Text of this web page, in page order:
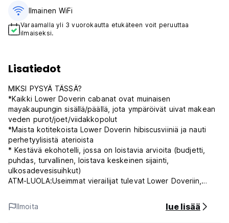
Ilmainen WiFi
Varaamalla yli 3 vuorokautta etukäteen voit peruuttaa
ilmaiseksi.
Lisatiedot
MIKSI PYSYÄ TÄSSÄ?
*Kaikki Lower Doverin cabanat ovat muinaisen
mayakaupungin sisällä/päällä, jota ympäröivät uivat makean
veden purot/joet/viidakkopolut
*Maista kotitekoista Lower Doverin hibiscusviiniä ja nauti
perhetyylisistä aterioista
* Kestävä ekohotelli, jossa on loistavia arvioita (budjetti,
puhdas, turvallinen, loistava keskeinen sijainti,
ulkosadevesisuihkut)
ATM-LUOLA:Useimmat vierailijat tulevat Lower Doveriin,
auttaa tekemään varauksen seuraavana päivänä
pankkiautomaattiluolaan. -120 USD per henkilö käteisellä
Ilmoita lue lisää